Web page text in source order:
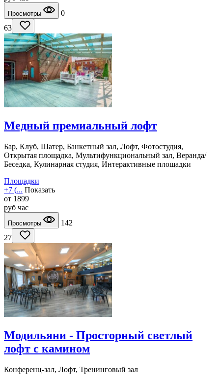
Просмотры
0
63
Медный премиальный лофт
Бар, Клуб, Шатер, Банкетный зал, Лофт, Фотостудия,
Открытая площадка, Мультифункциональный зал, Веранда/
Беседка, Кулинарная студия, Интерактивные площадки
Площадки
+7 (... Показать
от 1899
руб час
Просмотры
142
27
Модильяни - Просторный светлый
лофт с камином
Конференц-зал, Лофт, Тренинговый зал